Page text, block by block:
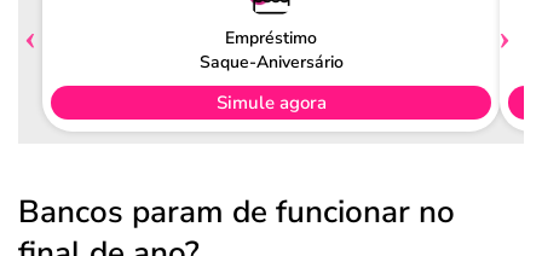
Empréstimo
Saque-Aniversário
Simule agora
Bancos param de funcionar no